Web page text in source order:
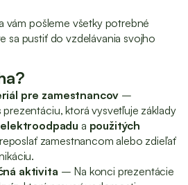
vám pošleme všetky potrebné
sa pustiť do vzdelávania svojho
pre zamestnancov –
ktorá vysvetľuje základy
elektroodpadu a použitých
zamestnancom alebo zdieľať
aktivita – Na konci prezentácie